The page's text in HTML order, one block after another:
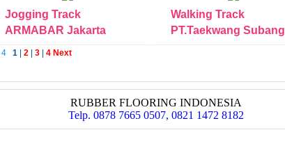
Jogging Track
ARMABAR Jakarta
Walking Track
PT.Taekwang Subang
4 1 2 3 4 Next
RUBBER FLOORING INDONESIA
Telp. 0878 7665 0507, 0821 1472 8182